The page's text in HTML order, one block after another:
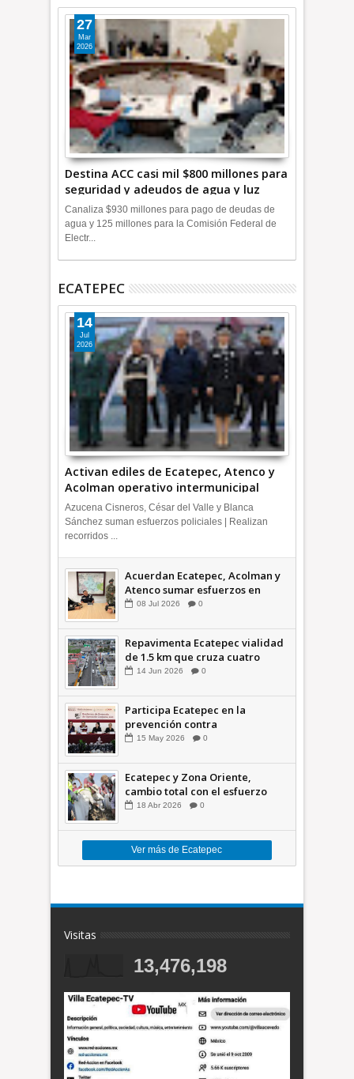
Destina ACC casi mil $800 millones para
seguridad y adeudos de agua y luz
+Video
27
Mar
2026
Canaliza $930 millones para pago de deudas de
agua y 125 millones para la Comisión Federal de
Electr...
ECATEPEC
Activan ediles de Ecatepec, Atenco y
Acolman operativo intermunicipal
14
Jul
2026
Azucena Cisneros, César del Valle y Blanca
Sánchez suman esfuerzos policiales | Realizan
recorridos ...
Acuerdan Ecatepec, Acolman y
Atenco sumar esfuerzos en
seguridad
08 Jul 2026 0
Repavimenta Ecatepec vialidad
de 1.5 km que cruza cuatro
comunidades +Video
14 Jun 2026 0
Participa Ecatepec en la
prevención contra
inundaciones en el Valle de
15 May 2026 0
Ecatepec y Zona Oriente,
cambio total con el esfuerzo
conjunto: Azucena; retiran 21
18 Abr 2026 0
Ver más de Ecatepec
Visitas
13,476,198